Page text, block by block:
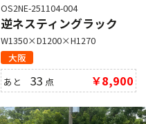
OS2NE-251104-004
逆ネスティングラック
W1350×D1200×H1270
大阪
あと33 点 ￥8,900